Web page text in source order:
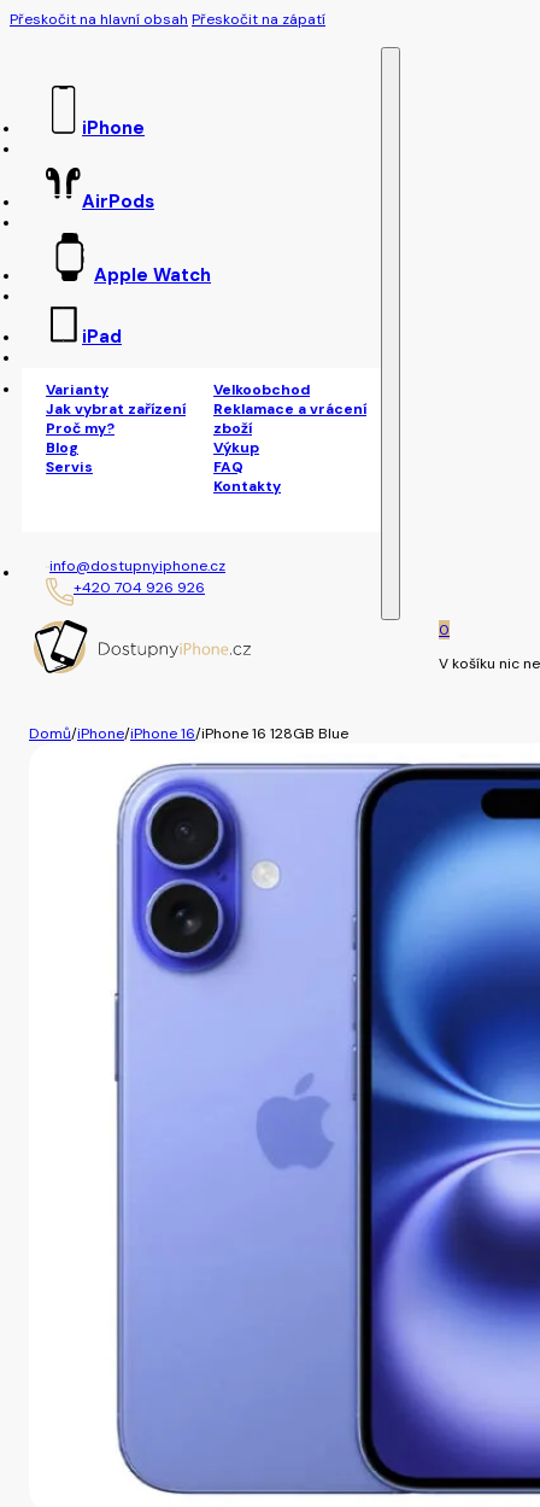
Přeskočit na hlavní obsah Přeskočit na zápatí
iPhone
AirPods
Apple Watch
iPad
Varianty
Jak vybrat zařízení
Proč my?
Blog
Servis
Velkoobchod
Reklamace a vrácení
zboží
Výkup
FAQ
Kontakty
info@dostupnyiphone.cz
+420 704 926 926
0
V košíku nic
Domů/iPhone/iPhone 16/iPhone 16 128GB Blue